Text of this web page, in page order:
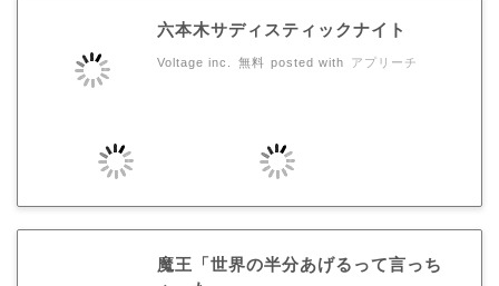
六本木サディスティックナイト
Voltage inc. 無料 posted with アプリーチ
魔王「世界の半分あげるって言っち